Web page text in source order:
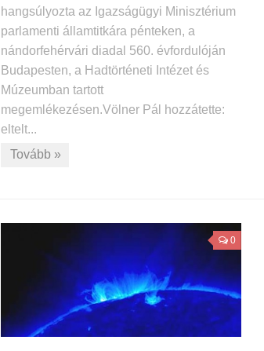
hangsúlyozta az Igazságügyi Minisztérium
parlamenti államtitkára pénteken, a
nándorfehérvári diadal 560. évfordulóján
Budapesten, a Hadtörténeti Intézet és
Múzeumban tartott
megemlékezésen.Völner Pál hozzátette:
eltelt...
Tovább »
0